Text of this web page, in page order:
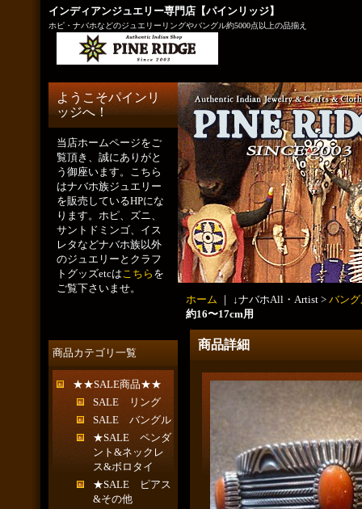
インディアンジュエリー専門店【パインリッジ】
ホピ・ナバホなどのジュエリーリングやバングル約5000点以上の品揃え
ようこそパインリ
ッジへ！
当店ホームページをご
覧頂き、誠にありがと
う御座います。こちら
はナバホ族ジュエリー
を販売しているHPにな
ります。ホピ、ズニ、
サントドミンゴ、イス
レタなどナバホ族以外
のジュエリーとクラフ
トグッズetcはこちら を
ご覧下さいませ。
商品カテゴリ一覧
★★SALE商品★★
SALE リング
SALE バングル
★SALE ペンダ
ント&ネックレ
ス&ボロタイ
★SALE ピアス
&その他
ホーム ｜ ↓ナバホAll・Artist > バン
約16〜17cm用
商品詳細